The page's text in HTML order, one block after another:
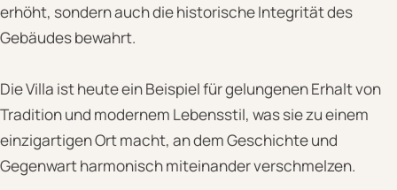
erhöht, sondern auch die historische Integrität des
Gebäudes bewahrt.
Die Villa ist heute ein Beispiel für gelungenen Erhalt von
Tradition und modernem Lebensstil, was sie zu einem
einzigartigen Ort macht, an dem Geschichte und
Gegenwart harmonisch miteinander verschmelzen.